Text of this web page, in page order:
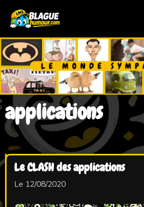
applications
Le CLASH des applications
Le 12/08/2020